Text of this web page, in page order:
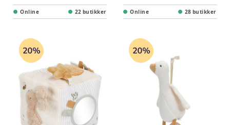
Online 22 butikker Online 28 butikker